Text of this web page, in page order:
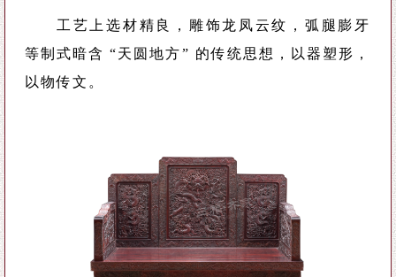
工艺上选材精良，雕饰龙凤云纹，弧腿膨牙
等制式暗含 “天圆地方” 的传统思想，以器塑形，
以物传文。